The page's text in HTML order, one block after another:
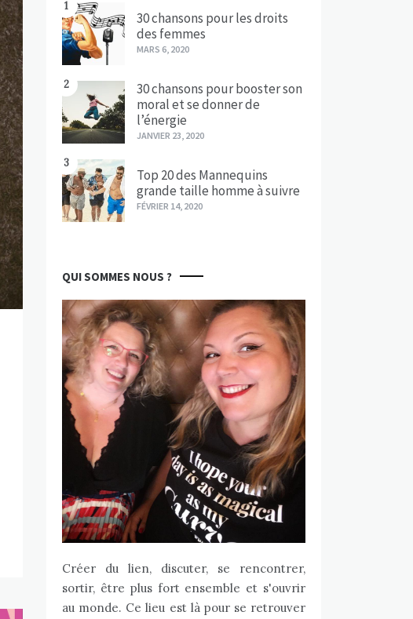
1
30 chansons pour les droits
des femmes
MARS 6, 2020
2
30 chansons pour booster son
moral et se donner de
l’énergie
JANVIER 23, 2020
3
Top 20 des Mannequins
grande taille homme à suivre
FÉVRIER 14, 2020
QUI SOMMES NOUS ?
Créer du lien, discuter, se rencontrer,
sortir, être plus fort ensemble et s'ouvrir
au monde. Ce lieu est là pour se retrouver